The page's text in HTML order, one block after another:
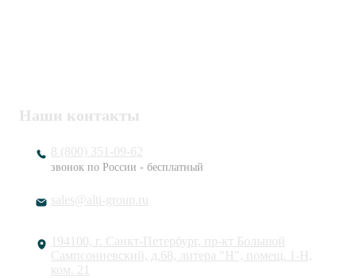
Наши контакты
8 (800) 351-09-62
звонок по России - бесплатный
sales@alti-group.ru
194100, г. Санкт-Петербург, пр-кт Большой
Сампсониевский, д.68, литера "Н", помещ. 1-Н,
ком. 21